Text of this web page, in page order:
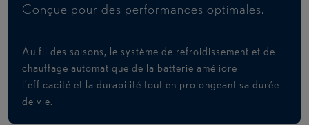
Conçue pour des performances optimales.
Au fil des saisons, le système de refroidissement et de
chauffage automatique de la batterie améliore
l’efficacité et la durabilité tout en prolongeant sa durée
de vie.